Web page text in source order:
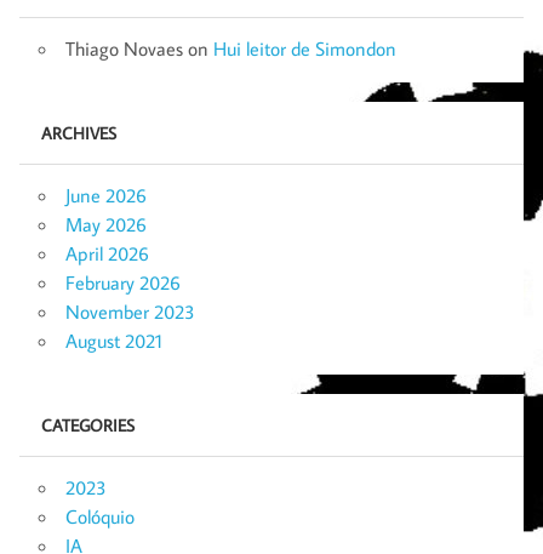
Thiago Novaes on Hui leitor de Simondon
ARCHIVES
June 2026
May 2026
April 2026
February 2026
November 2023
August 2021
CATEGORIES
2023
Colóquio
IA